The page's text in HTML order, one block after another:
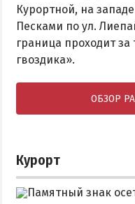
Курортной, на
Песками по ул.
граница проходит
гвоздика».
ОБЗОР
Курорт